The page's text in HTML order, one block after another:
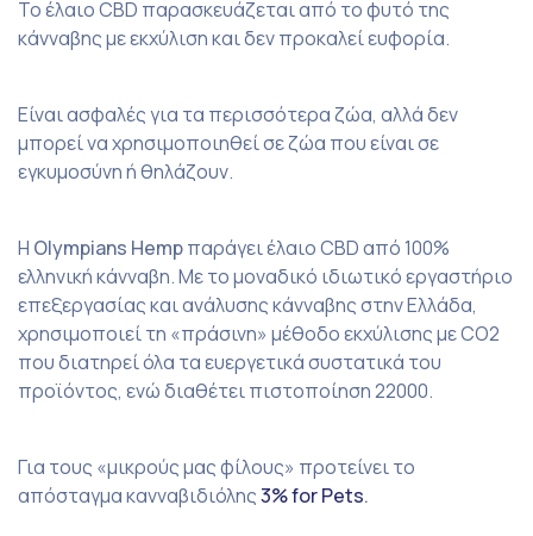
Το έλαιο CBD παρασκευάζεται από το φυτό της
κάνναβης με εκχύλιση και δεν προκαλεί ευφορία.
Είναι ασφαλές για τα περισσότερα ζώα, αλλά δεν
μπορεί να χρησιμοποιηθεί σε ζώα που είναι σε
εγκυμοσύνη ή θηλάζουν.
H Olympians Ηempπαράγει έλαιο CBD από 100%
ελληνική κάνναβη. Με το μοναδικό ιδιωτικό εργαστήριο
επεξεργασίας και ανάλυσης κάνναβης στην Ελλάδα,
χρησιμοποιεί τη «πράσινη» μέθοδο εκχύλισης με CO2
που διατηρεί όλα τα ευεργετικά συστατικά του
προϊόντος, ενώ διαθέτει πιστοποίηση 22000.
Για τους «μικρούς μας φίλους» προτείνει το
απόσταγμα κανναβιδιόλης3% for Pets.